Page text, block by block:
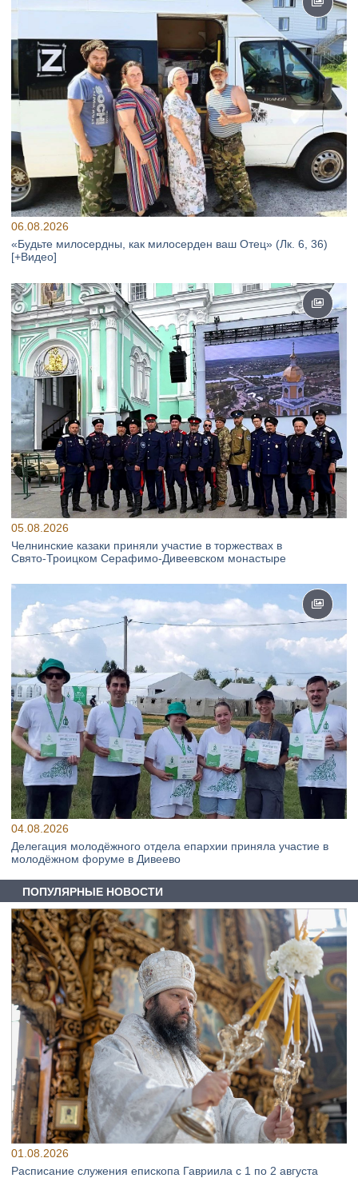
06.08.2026
«Будьте милосердны, как милосерден ваш Отец» (Лк. 6, 36)
[+Видео]
05.08.2026
Челнинские казаки приняли участие в торжествах в
Свято‑Троицком Серафимо‑Дивеевском монастыре
04.08.2026
Делегация молодёжного отдела епархии приняла участие в
молодёжном форуме в Дивеево
ПОПУЛЯРНЫЕ НОВОСТИ
01.08.2026
Расписание служения епископа Гавриила с 1 по 2 августа